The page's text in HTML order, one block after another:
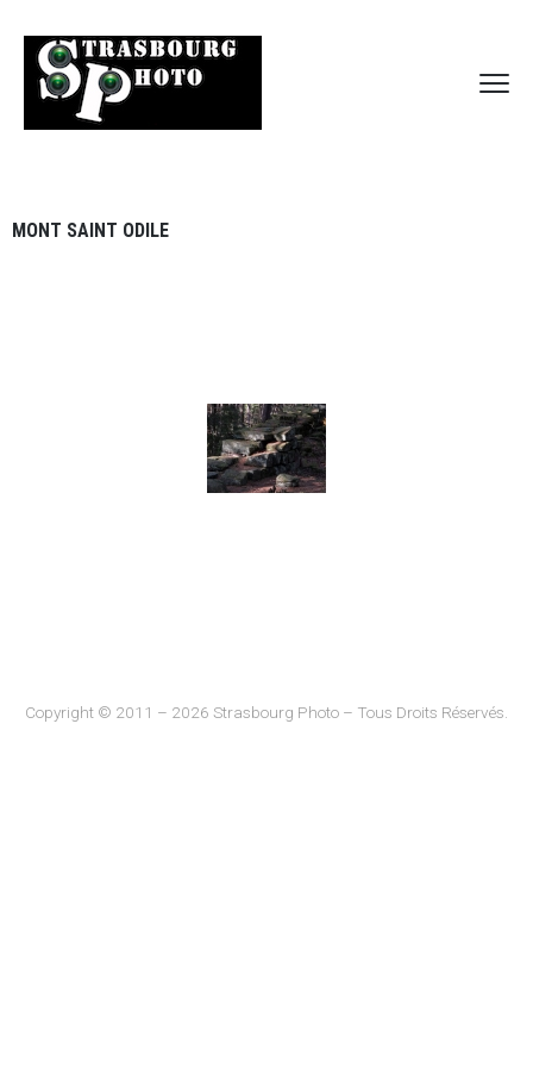
MONT SAINT ODILE
Copyright © 2011 – 2026 Strasbourg Photo – Tous Droits Réservés.